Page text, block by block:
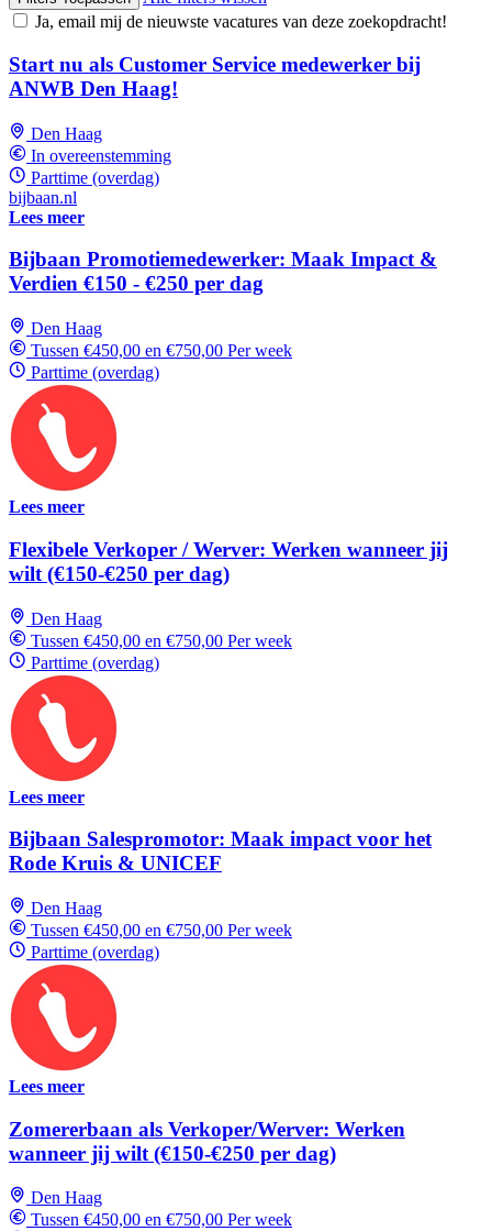
Ja, email mij de nieuwste vacatures van deze zoekopdracht!
Start nu als Customer Service medewerker bij
ANWB Den Haag!
Den Haag
In overeenstemming
Parttime (overdag)
bijbaan.nl
Lees meer
Bijbaan Promotiemedewerker: Maak Impact &
Verdien €150 - €250 per dag
Den Haag
Tussen €450,00 en €750,00 Per week
Parttime (overdag)
Lees meer
Flexibele Verkoper / Werver: Werken wanneer jij
wilt (€150-€250 per dag)
Den Haag
Tussen €450,00 en €750,00 Per week
Parttime (overdag)
Lees meer
Bijbaan Salespromotor: Maak impact voor het
Rode Kruis & UNICEF
Den Haag
Tussen €450,00 en €750,00 Per week
Parttime (overdag)
Lees meer
Zomererbaan als Verkoper/Werver: Werken
wanneer jij wilt (€150-€250 per dag)
Den Haag
Tussen €450,00 en €750,00 Per week